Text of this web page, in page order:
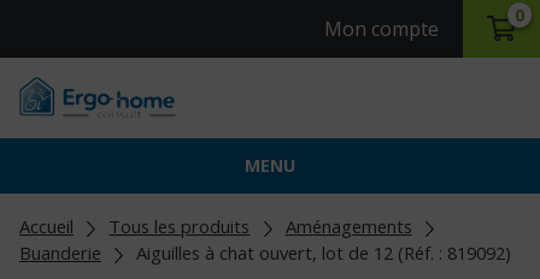
Mon compte
0
MENU
Accueil Tous les produits
Aménagements
Buanderie
Aiguilles à chat ouvert, lot de 12 (Réf. : 819092)